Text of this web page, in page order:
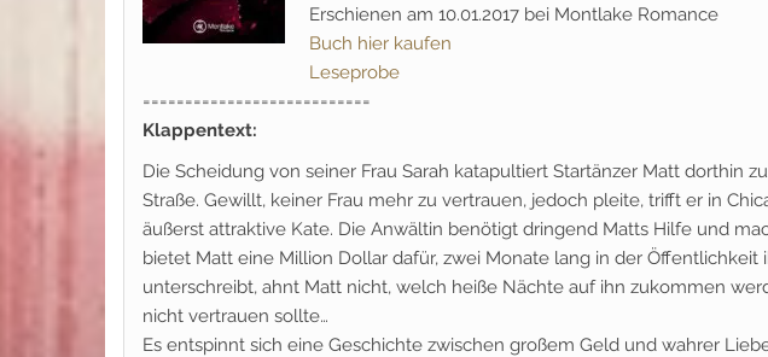
Erschienen am 10.01.2017 bei Montlake Romance
Buch hier kaufen
Leseprobe
===========================
Klappentext:
Die Scheidung von seiner Frau Sarah katapultiert Startänzer Matt dorthin
Straße. Gewillt, keiner Frau mehr zu vertrauen, jedoch pleite, trifft er in
äußerst attraktive Kate. Die Anwältin benötigt dringend Matts Hilfe und
bietet Matt eine Million Dollar dafür, zwei Monate lang in der Öffentlichkeit
unterschreibt, ahnt Matt nicht, welch heiße Nächte auf ihn zukommen
nicht vertrauen sollte…
Es entspinnt sich eine Geschichte zwischen großem Geld und wahrer